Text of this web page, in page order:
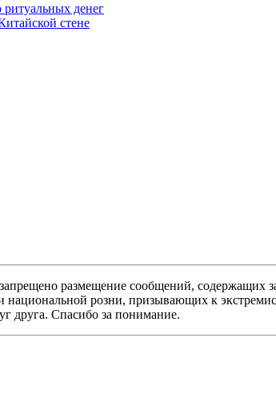
денег
стене
размещение сообщений, содержащих
розни, призывающих к
друга. Спасибо за понимание.